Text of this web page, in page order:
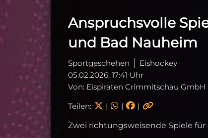
Anspruchsvolle
und Bad Nauheim
Sportgeschehen
Eishockey
05.02.2026, 17:41 Uhr
Von: Eispiraten Crimmitschau GmbH
Teilen: | | |
Zwei richtungsweisende Spiele